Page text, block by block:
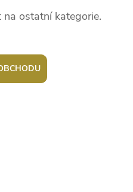
na ostatní kategorie.